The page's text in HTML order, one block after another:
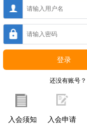
还没有账号？
入会须知 入会申请